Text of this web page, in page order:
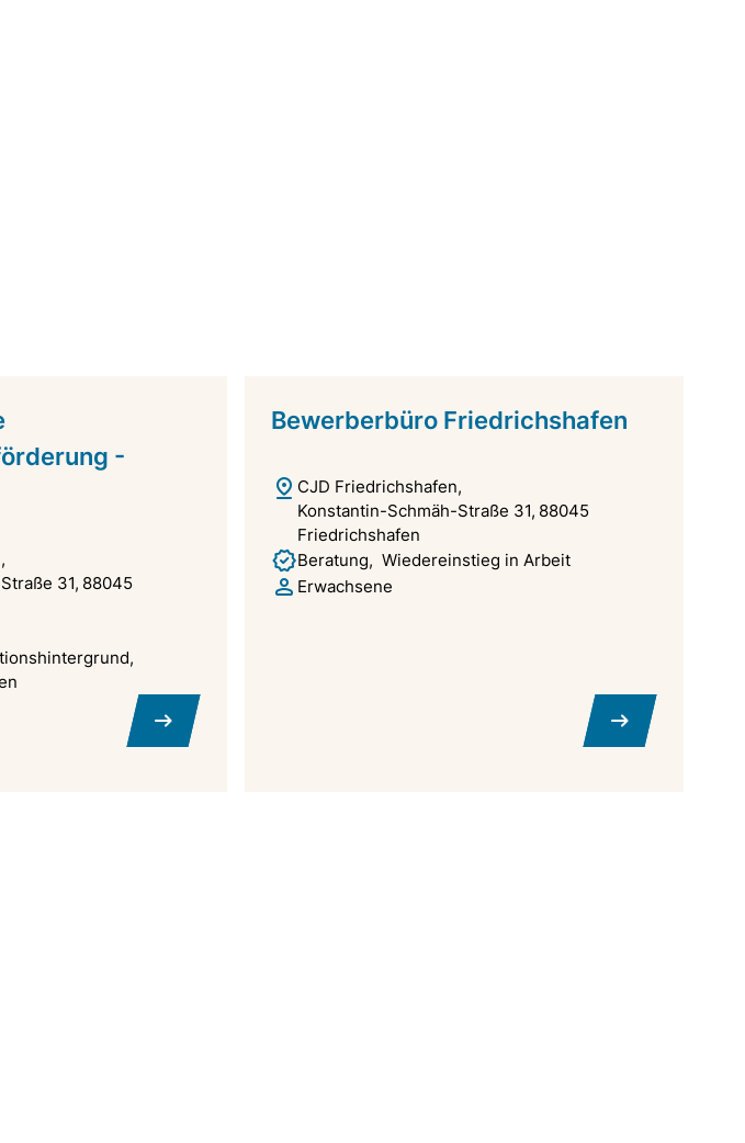
-
31 88045
Bewerberbüro Friedrichshafen
CJD Friedrichshafen
Konstantin-Schmäh-Straße 31 88045
Friedrichshafen
Beratung
Wiedereinstieg in Arbeit
Erwachsene